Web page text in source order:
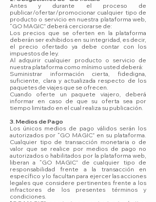
Antes y durante el proceso de
publicar/ofertar/promocionar cualquier tipo de
producto o servicio en nuestra plataforma web,
“GO MAGIC” deberá cerciorarse de:
Los precios que se oferten en la plataforma
deberán ser exhibidos en su integridad, es decir,
el precio ofertado ya debe contar con los
impuestos de ley.
Al adquirir cualquier producto o servicio de
nuestra plataforma como mínimo usted deberá:
Suministrar información cierta, fidedigna,
suficiente, clara y actualizada respecto de los
paquetes de viajes que se ofrecen.
Cuando oferte un paquete viajero, deberá
informar en caso de que su oferta sea por
tiempo limitado en el cual realiza su publicación.
3. Medios de Pago
Los únicos medios de pago válidos serán los
autorizados por “GO MAGIC” en su plataforma.
Cualquier tipo de transacción monetaria o de
valor que se realice por medios de pago no
autorizados o habilitados por la plataforma web,
liberan a “GO MAGIC” de cualquier tipo de
responsabilidad frente a la transacción en
específico y lo facultan para ejercer las acciones
legales que considere pertinentes frente a los
infractores de los presentes términos y
condiciones.